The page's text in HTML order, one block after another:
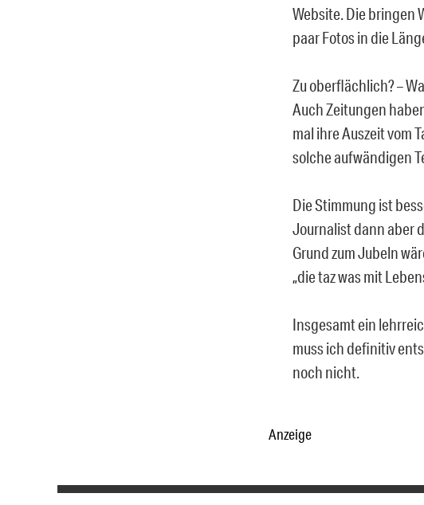
Website. Die bringen
paar Fotos in die
Zu oberflächlich? –
Auch Zeitungen
mal ihre Auszeit vom
solche aufwändigen
Die Stimmung ist
Journalist dann aber
Grund zum Jubeln
„die taz was mit
Insgesamt ein
muss ich definitiv
noch nicht.
Anzeige